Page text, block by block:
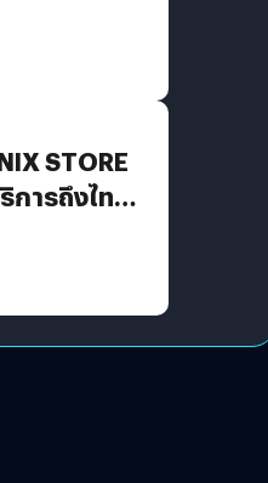
STORE
การถึงไทย